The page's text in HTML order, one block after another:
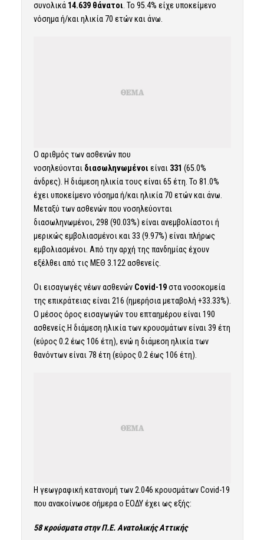
συνολικά 14.639 θάνατοι. Το 95.4% είχε υποκείμενο
νόσημα ή/και ηλικία 70 ετών και άνω.
Ο αριθμός των ασθενών που
νοσηλεύονται διασωληνωμένοι είναι 331 (65.0%
άνδρες). Η διάμεση ηλικία τους είναι 65 έτη. To 81.0%
έχει υποκείμενο νόσημα ή/και ηλικία 70 ετών και άνω.
Μεταξύ των ασθενών που νοσηλεύονται
διασωληνωμένοι, 298 (90.03%) είναι ανεμβολίαστοι ή
μερικώς εμβολιασμένοι και 33 (9.97%) είναι πλήρως
εμβολιασμένοι. Από την αρχή της πανδημίας έχουν
εξέλθει από τις ΜΕΘ 3.122 ασθενείς.
Οι εισαγωγές νέων ασθενών Covid-19στα νοσοκομεία
της επικράτειας είναι 216 (ημερήσια μεταβολή +33.33%).
Ο μέσος όρος εισαγωγών του επταημέρου είναι 190
ασθενείς.Η διάμεση ηλικία των κρουσμάτων είναι 39 έτη
(εύρος 0.2 έως 106 έτη), ενώ η διάμεση ηλικία των
θανόντων είναι 78 έτη (εύρος 0.2 έως 106 έτη).
Η γεωγραφική κατανομή των 2.046 κρουσμάτων Covid-19
που ανακοίνωσε σήμερα ο ΕΟΔΥ έχει ως εξής:
58 κρούσματα στην Π.Ε. Ανατολικής Αττικής